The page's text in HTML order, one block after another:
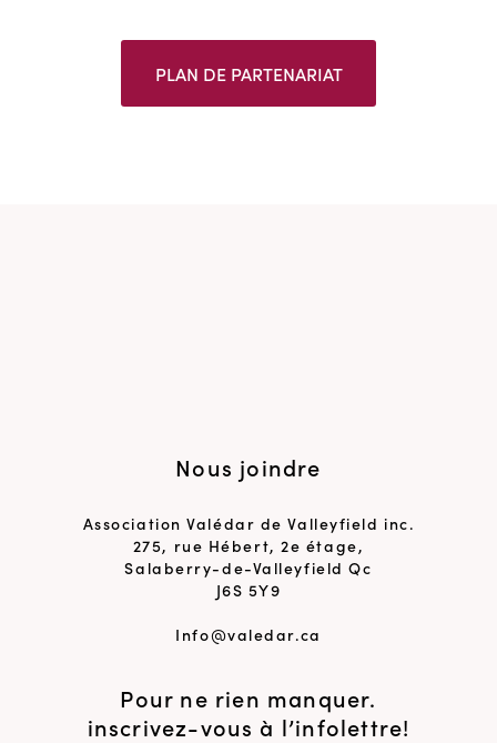
PLAN DE PARTENARIAT
Nous joindre
Association Valédar de Valleyfield inc.
275, rue Hébert, 2e étage,
Salaberry-de-Valleyfield Qc
J6S 5Y9
Info@valedar.ca
Pour ne rien manquer.
inscrivez-vous à l’infolettre!